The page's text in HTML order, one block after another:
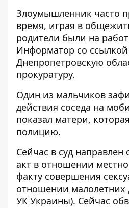
Злоумышленник часто
время, играя в
родители были на
Информатор со ссылкой
Днепропетровскую
прокуратуру.
Один из мальчиков
действия соседа на
показал матери,
полицию.
Сейчас в суд
акт в отношении
факту совершения
отношении малолетних
УК Украины). Сейчас